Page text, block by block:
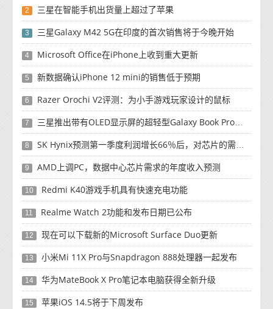
2 三星在智能手机出货量上超过了苹果
3 三星Galaxy M42 5G在印度的首次销售将于今晚开始
4 Microsoft Office在iPhone上收到重大更新
5 新数据确认iPhone 12 mini的销售低于预期
6 Razer Orochi V2评测：为小手游戏玩家设计的鼠标
7 三星推出带有OLED显示屏的超轻型Galaxy Book Pro和Galaxy Book Pro 360笔记本电脑
8 SK Hynix预测第一季度利润增长66％后，对芯片的需求将增强
9 AMD上调PC，数据中心芯片需求的年度收入预测
10 Redmi K40游戏手机具有快速充电功能
11 Realme Watch 2功能和发布日期已公布
12 现在可以下载新的Microsoft Surface Duo更新
13 小米Mi 11X Pro与Snapdragon 888处理器一起发布
14 华为MateBook X Pro笔记本电脑获得全新升级
15 苹果iOS 14.5将于下周发布